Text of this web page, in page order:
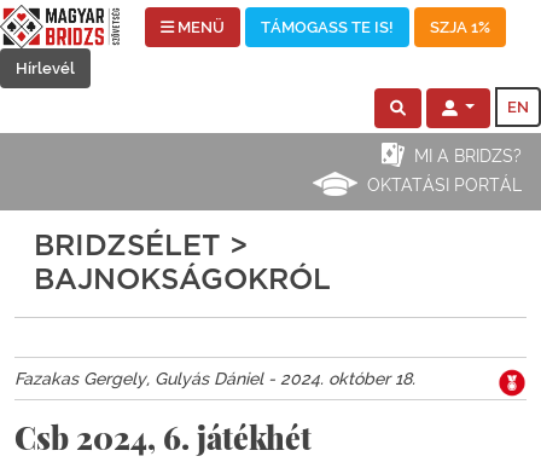
MENÜ TÁMOGASS TE IS! SZJA 1%
Hírlevél
EN
MI A BRIDZS?
OKTATÁSI PORTÁL
BRIDZSÉLET >
BAJNOKSÁGOKRÓL
Fazakas Gergely, Gulyás Dániel - 2024. október 18.
Csb 2024, 6. játékhét